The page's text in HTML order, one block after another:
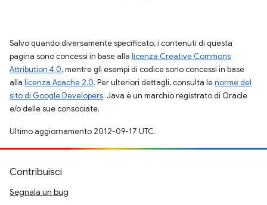
Salvo quando diversamente specificato, i contenuti di questa
pagina sono concessi in base alla licenza Creative Commons
Attribution 4.0, mentre gli esempi di codice sono concessi in base
alla licenza Apache 2.0. Per ulteriori dettagli, consulta lenorme del
sito di Google Developers. Java è un marchio registrato di Oracle
e/o delle sue consociate.
Ultimo aggiornamento 2012-09-17 UTC.
Contribuisci
Segnala un bug